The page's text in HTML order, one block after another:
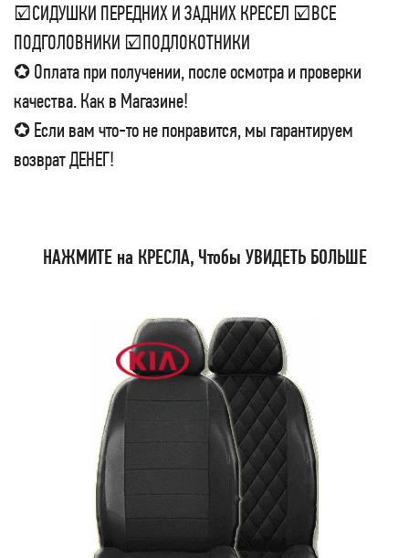
☑СИДУШКИ ПЕРЕДНИХ И ЗАДНИХ КРЕСЕЛ ☑ВСЕ
ПОДГОЛОВНИКИ ☑ПОДЛОКОТНИКИ
✪ Оплата при получении, после осмотра и проверки
качества. Как в Магазине!
✪ Если вам что-то не понравится, мы гарантируем
возврат ДЕНЕГ!
НАЖМИТЕ на КРЕСЛА, Чтобы УВИДЕТЬ БОЛЬШЕ